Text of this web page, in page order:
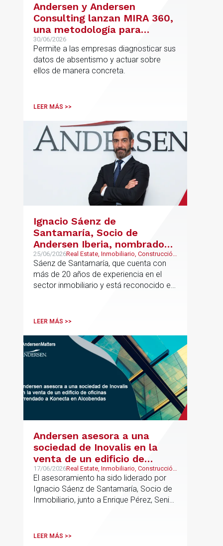
Andersen y Andersen
Consulting lanzan MIRA 360,
una metodología para
reducir el absentismo de
forma estructurada y
sostenible
30/06/2026
Permite a las empresas diagnosticar sus
datos de absentismo y actuar sobre
ellos de manera concreta.
LEER MÁS >>
Ignacio Sáenz de
Santamaría, Socio de
Andersen Iberia, nombrado
director europeo de
Inmobiliario de Andersen
25/06/2026Real Estate, Inmobiliario, Construcción
y Urbanismo
Sáenz de Santamaría, que cuenta con
más de 20 años de experiencia en el
sector inmobiliario y está reconocido en
codirigirá el EU Real Estate Industry
UK.
LEER MÁS >>
Andersen asesora a una
sociedad de Inovalis en la
venta de un edificio de
oficinas arrendado a Konecta
en Alcobendas
17/06/2026Real Estate, Inmobiliario, Construcción
y Urbanismo
El asesoramiento ha sido liderado por
Ignacio Sáenz de Santamaría, Socio de
Inmobiliario, junto a Enrique Pérez, Senior
LEER MÁS >>